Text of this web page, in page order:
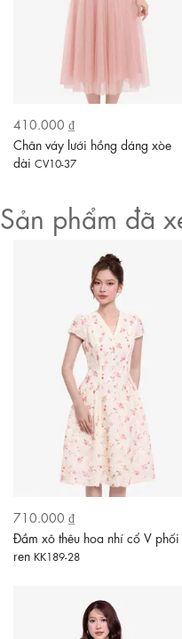
410.000 ₫
Chân váy lưới hồng dáng xòe
dài CV10-37
Sản phẩm đã
710.000 ₫
Đầm xô thêu hoa nhí cổ V phối
ren KK189-28